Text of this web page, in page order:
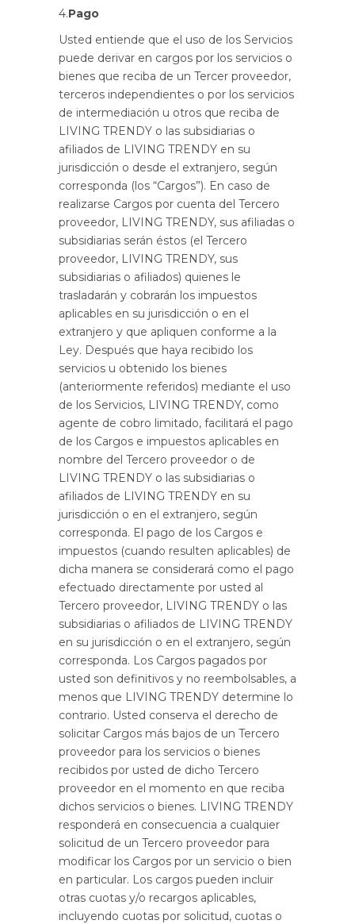
4.Pago
Usted entiende que el uso de los Servicios
puede derivar en cargos por los servicios o
bienes que reciba de un Tercer proveedor,
terceros independientes o por los servicios
de intermediación u otros que reciba de
LIVING TRENDY o las subsidiarias o
afiliados de LIVING TRENDY en su
jurisdicción o desde el extranjero, según
corresponda (los “Cargos”). En caso de
realizarse Cargos por cuenta del Tercero
proveedor, LIVING TRENDY, sus afiliadas o
subsidiarias serán éstos (el Tercero
proveedor, LIVING TRENDY, sus
subsidiarias o afiliados) quienes le
trasladarán y cobrarán los impuestos
aplicables en su jurisdicción o en el
extranjero y que apliquen conforme a la
Ley. Después que haya recibido los
servicios u obtenido los bienes
(anteriormente referidos) mediante el uso
de los Servicios, LIVING TRENDY, como
agente de cobro limitado, facilitará el pago
de los Cargos e impuestos aplicables en
nombre del Tercero proveedor o de
LIVING TRENDY o las subsidiarias o
afiliados de LIVING TRENDY en su
jurisdicción o en el extranjero, según
corresponda. El pago de los Cargos e
impuestos (cuando resulten aplicables) de
dicha manera se considerará como el pago
efectuado directamente por usted al
Tercero proveedor, LIVING TRENDY o las
subsidiarias o afiliados de LIVING TRENDY
en su jurisdicción o en el extranjero, según
corresponda. Los Cargos pagados por
usted son definitivos y no reembolsables, a
menos que LIVING TRENDY determine lo
contrario. Usted conserva el derecho de
solicitar Cargos más bajos de un Tercero
proveedor para los servicios o bienes
recibidos por usted de dicho Tercero
proveedor en el momento en que reciba
dichos servicios o bienes. LIVING TRENDY
responderá en consecuencia a cualquier
solicitud de un Tercero proveedor para
modificar los Cargos por un servicio o bien
en particular. Los cargos pueden incluir
otras cuotas y/o recargos aplicables,
incluyendo cuotas por solicitud, cuotas o